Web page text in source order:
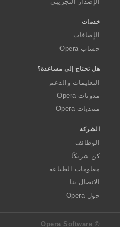
خدمات
الإضافات
حساب Opera
هل تحتاج إلى مساعدة؟
التعليمات والدعم
مدونات Opera
منتديات Opera
الشركة
الوظائف
كن شريكًا
معلومات الطباعة
الاتصال بنا
حول Opera
© Opera Software